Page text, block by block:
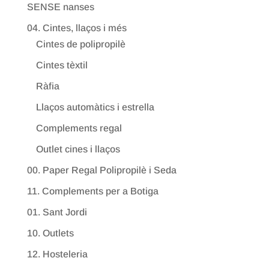
SENSE nanses
04. Cintes, llaços i més
Cintes de polipropilè
Cintes tèxtil
Ràfia
Llaços automàtics i estrella
Complements regal
Outlet cines i llaços
00. Paper Regal Polipropilè i Seda
11. Complements per a Botiga
01. Sant Jordi
10. Outlets
12. Hosteleria